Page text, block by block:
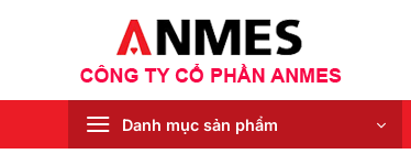
dung
Danh mục sản phẩm